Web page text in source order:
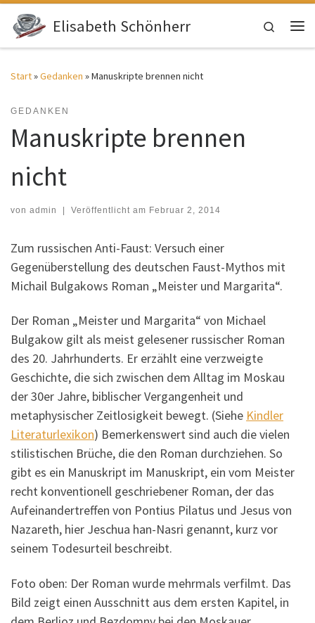
Zum Inhalt springen
Elisabeth Schönherr
Search
Start»Gedanken »Manuskripte brennen nicht
GEDANKEN
Manuskripte brennen
nicht
von admin | Veröffentlicht am Februar 2, 2014
Zum russischen Anti-Faust: Versuch einer
Gegenüberstellung des deutschen Faust-Mythos mit
Michail Bulgakows Roman „Meister und Margarita“.
Der Roman „Meister und Margarita“ von Michael
Bulgakow gilt als meist gelesener russischer Roman
des 20. Jahrhunderts. Er erzählt eine verzweigte
Geschichte, die sich zwischen dem Alltag im Moskau
der 30er Jahre, biblischer Vergangenheit und
metaphysischer Zeitlosigkeit bewegt. (Siehe Kindler
Literaturlexikon) Bemerkenswert sind auch die vielen
stilistischen Brüche, die den Roman durchziehen. So
gibt es ein Manuskript im Manuskript, ein vom Meister
recht konventionell geschriebener Roman, der das
Aufeinandertreffen von Pontius Pilatus und Jesus von
Nazareth, hier Jeschua han-Nasri genannt, kurz vor
seinem Todesurteil beschreibt.
Foto oben: Der Roman wurde mehrmals verfilmt. Das
Bild zeigt einen Ausschnitt aus dem ersten Kapitel, in